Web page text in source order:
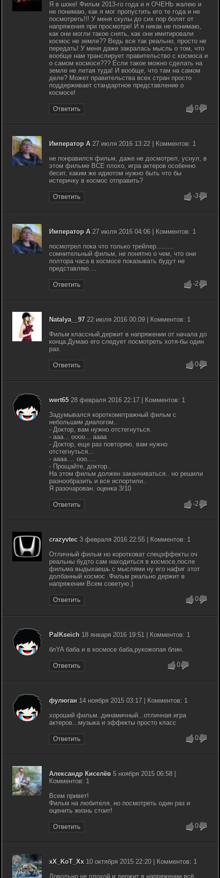
Я в шоке! Фильм 2013-го года и я ОЧЕНЬ жалею и
не понимаю, как я мог пропустить его те года и не
посмотреть!!! У меня скулы до сих пор болят от
напряжения при просмотре! И я никак не понимаю,
как они могли такое снять, как они имитировали
космос не земле?? Ведь все так реально, просто не
передать! У меня даже закралась мысль о том, что
вообще нам транслирует правительство с космоса и
о самом космосе??? Если такое можно сделать на
земле не летая туда! И вообще, что там на самом
деле? Может правительства всех стран просто
поддерживает стандартное представление о
космосе!
Ответить 0
Император А27 июля 2016 13:22 | Комментов: 1
не понравился фильм, даже не досмотрел, уснул, в
этом фильме ВСЕ плохо, игра актеров особенно
бесит, каким же идиотом нужно быть что бы
истеричку в космос отправить?
Ответить -3
Император А27 июля 2016 04:06 | Комментов: 1
посмотрел пока что только трейлер.........
сомнительный фильм, не понятно о чем, что они
полтора часа в космосе показывать будут не
представляю....
Ответить -2
Natalya__9722 июля 2016 00:09 | Комментов: 1
Фильм классный,держит в напряжении от начала до
конца.Думаю его следует посмотреть хотя-бы один
раз.
Ответить 0
wert6528 февраля 2016 22:17 | Комментов: 1
Задумывался короткометражный фильм с
небольшим диалогом..
- Доктор, вам нужно отстегнуться.
- ааа... оооо... аааа
- Доктор, еще раз повторяю, вам нужно
отстегнуться...
- аааа.... ооо.....
- Прощайте, доктор..
На этом фильм должен заканчиваться.. но решили
разнообразить и все испортили..
Я разочарован. оценка 3/10
Ответить -2
crazyvtec3 февраля 2016 22:55 | Комментов: 1
Отличный фильм но коротковат спецэффекты оч
реальны будто сам находиться в космосе,после
фильма выдыхаешь с мыслями ну его нафиг этот
долбанный космос .Фильм реально держит в
напряжении Всем советую.)
Ответить 0
PalKseich 18 января 2016 19:51 | Комментов: 1
блYA баба и в космосе баба,рукожопая блин.
Ответить 0
фулюган 14 ноября 2015 03:17 | Комментов: 1
хороший фильм..динамичный...отличная игра
актеров...музыка и эффекты просто класс
Ответить 0
Александр Киселёв 5 ноября 2015 06:58 |
Комментов: 1
Всем привет!
Фильм на любителя, но посмотреть один раз и
оценить жизнь стоит!
Ответить 0
xX_KoT_Xx10 октября 2015 22:20 | Комментов: 1
Довольно не плохой и держит в напряжении всё